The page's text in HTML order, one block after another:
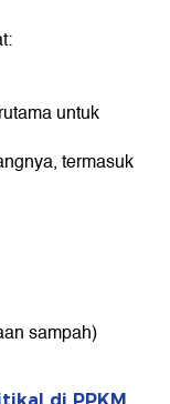
untuk
termasuk
sampah)